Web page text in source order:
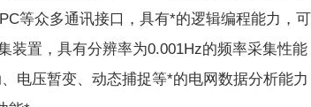
等众多通讯接口，具有*的逻辑编程能力，
装置，具有分辨率为0.001Hz的频率采集性
电压暂变、动态捕捉等*的电网数据分析能